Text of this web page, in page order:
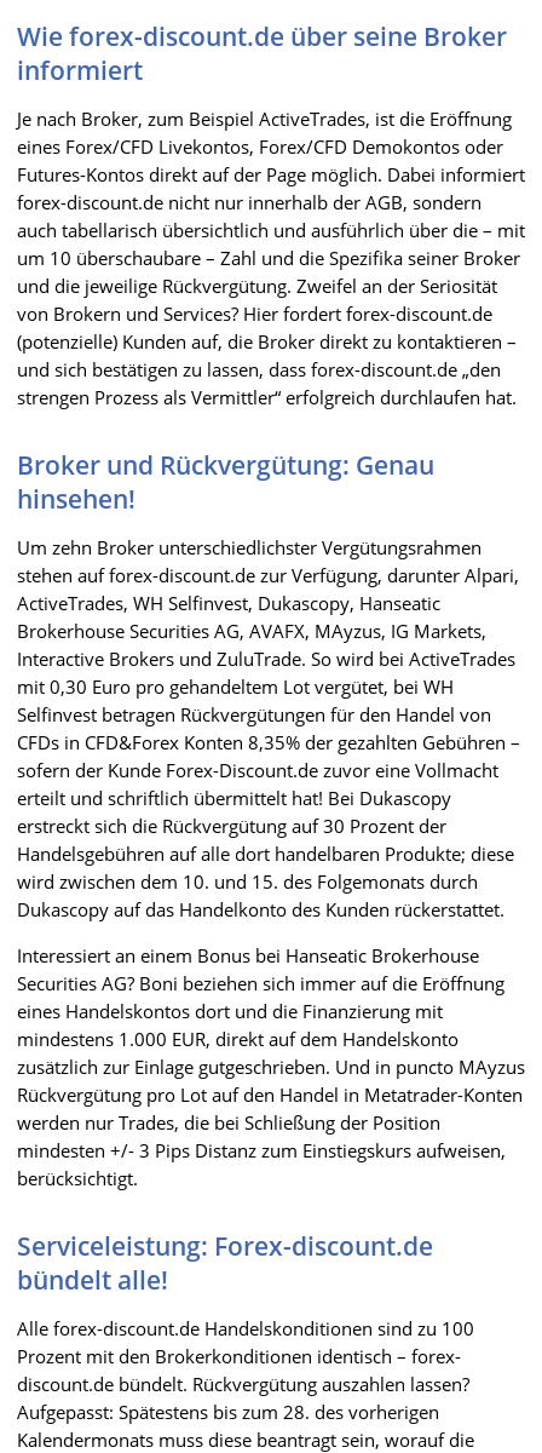
Wie forex-discount.de über seine Broker
informiert
Je nach Broker, zum Beispiel ActiveTrades, ist die Eröffnung
eines Forex/CFD Livekontos, Forex/CFD Demokontos oder
Futures-Kontos direkt auf der Page möglich. Dabei informiert
forex-discount.de nicht nur innerhalb der AGB, sondern
auch tabellarisch übersichtlich und ausführlich über die – mit
um 10 überschaubare – Zahl und die Spezifika seiner Broker
und die jeweilige Rückvergütung. Zweifel an der Seriosität
von Brokern und Services? Hier fordert forex-discount.de
(potenzielle) Kunden auf, die Broker direkt zu kontaktieren –
und sich bestätigen zu lassen, dass forex-discount.de „den
strengen Prozess als Vermittler“ erfolgreich durchlaufen hat.
Broker und Rückvergütung: Genau
hinsehen!
Um zehn Broker unterschiedlichster Vergütungsrahmen
stehen auf forex-discount.de zur Verfügung, darunter Alpari,
ActiveTrades, WH Selfinvest, Dukascopy, Hanseatic
Brokerhouse Securities AG, AVAFX, MAyzus, IG Markets,
Interactive Brokers und ZuluTrade. So wird bei ActiveTrades
mit 0,30 Euro pro gehandeltem Lot vergütet, bei WH
Selfinvest betragen Rückvergütungen für den Handel von
CFDs in CFD&Forex Konten 8,35% der gezahlten Gebühren –
sofern der Kunde Forex-Discount.de zuvor eine Vollmacht
erteilt und schriftlich übermittelt hat! Bei Dukascopy
erstreckt sich die Rückvergütung auf 30 Prozent der
Handelsgebühren auf alle dort handelbaren Produkte; diese
wird zwischen dem 10. und 15. des Folgemonats durch
Dukascopy auf das Handelkonto des Kunden rückerstattet.
Interessiert an einem Bonus bei Hanseatic Brokerhouse
Securities AG? Boni beziehen sich immer auf die Eröffnung
eines Handelskontos dort und die Finanzierung mit
mindestens 1.000 EUR, direkt auf dem Handelskonto
zusätzlich zur Einlage gutgeschrieben. Und in puncto MAyzus
Rückvergütung pro Lot auf den Handel in Metatrader-Konten
werden nur Trades, die bei Schließung der Position
mindesten +/- 3 Pips Distanz zum Einstiegskurs aufweisen,
berücksichtigt.
Serviceleistung: Forex-discount.de
bündelt alle!
Alle forex-discount.de Handelskonditionen sind zu 100
Prozent mit den Brokerkonditionen identisch – forex-
discount.de bündelt. Rückvergütung auszahlen lassen?
Aufgepasst: Spätestens bis zum 28. des vorherigen
Kalendermonats muss diese beantragt sein, worauf die